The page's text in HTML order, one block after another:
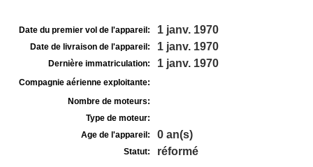
Date du premier vol de l'appareil: 1 janv. 1970
Date de livraison de l'appareil: 1 janv. 1970
Dernière immatriculation: 1 janv. 1970
Compagnie aérienne exploitante:
Nombre de moteurs:
Type de moteur:
Age de l'appareil:
0 an(s)
Statut: réformé